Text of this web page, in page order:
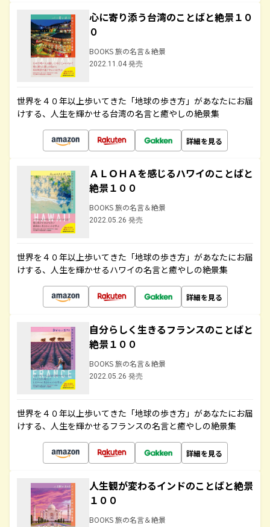
心に寄り添う台湾のことばと絶景１０
０
BOOKS 旅の名言＆絶景
2022.11.04 発売
世界を４０年以上歩いてきた「地球の歩き方」があなたにお届
けする、人生を輝かせる台湾の名言と癒やしの絶景集
詳細を見る
ＡＬＯＨＡを感じるハワイのことばと
絶景１００
BOOKS 旅の名言＆絶景
2022.05.26 発売
世界を４０年以上歩いてきた「地球の歩き方」があなたにお届
けする、人生を輝かせるハワイの名言と癒やしの絶景集
詳細を見る
自分らしく生きるフランスのことばと
絶景１００
BOOKS 旅の名言＆絶景
2022.05.26 発売
世界を４０年以上歩いてきた「地球の歩き方」があなたにお届
けする、人生を輝かせるフランスの名言と癒やしの絶景集
詳細を見る
人生観が変わるインドのことばと絶景
１００
BOOKS 旅の名言＆絶景